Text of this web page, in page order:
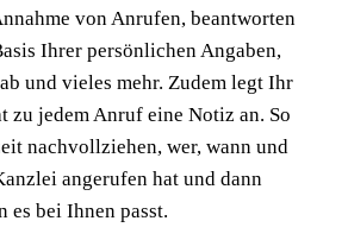
von Anrufen, beantworten
Ihrer persönlichen Angaben,
und vieles mehr. Zudem legt Ihr
zu jedem Anruf eine Notiz an. So
nachvollziehen, wer, wann und
angerufen hat und dann
es bei Ihnen passt.